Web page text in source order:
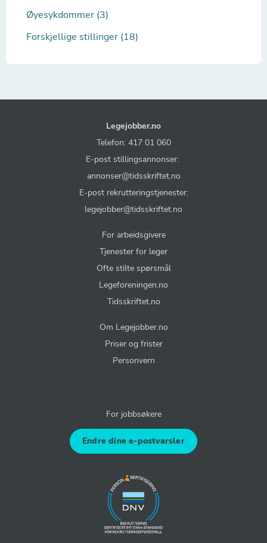
Øyesykdommer (3)
Forskjellige stillinger (18)
Legejobber.no
Telefon: 417 01 060
E-post stillingsannonser:
annonser@tidsskriftet.no
E-post rekrutteringstjenester:
legejobber@tidsskriftet.no
For arbeidsgivere
Tjenester for leger
Ofte stilte spørsmål
Legeforeningen.no
Tidsskriftet.no
Om Legejobber.no
Priser og frister
Personvern
For jobbsøkere
Endre dine e-postvarsler